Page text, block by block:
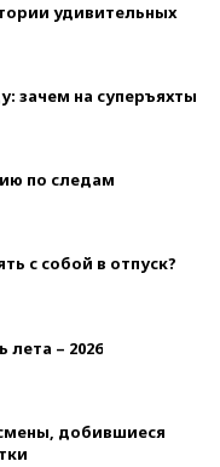
удивительных
зачем на суперъяхты
по следам
с собой в отпуск?
лета – 2026
добившиеся